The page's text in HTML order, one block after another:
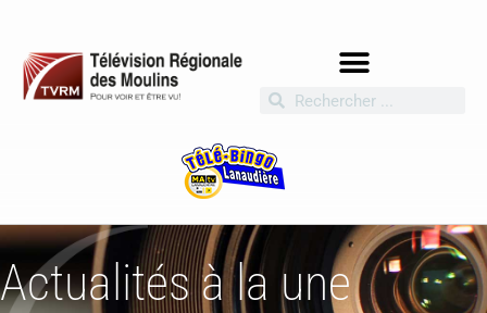
Actualités à la une